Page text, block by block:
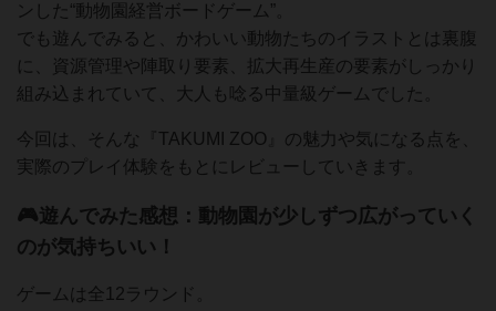
ンした“動物園経営ボードゲーム”。
でも遊んでみると、かわいい動物たちのイラストとは裏腹
に、資源管理や陣取り要素、拡大再生産の要素がしっかり
組み込まれていて、大人も唸る中量級ゲームでした。
今回は、そんな『TAKUMI ZOO』の魅力や気になる点を、
実際のプレイ体験をもとにレビューしていきます。
🎮遊んでみた感想：動物園が少しずつ広がっていく
のが気持ちいい！
ゲームは全12ラウンド。